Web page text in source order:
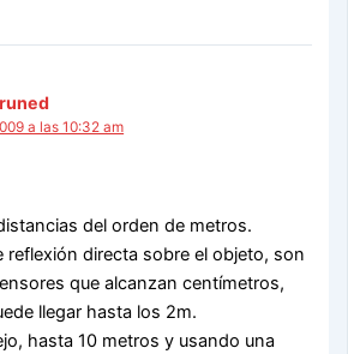
a las 10:32 am
del orden de metros.
reflexión directa sobre el objeto, son
que alcanzan centímetros,
llegar hasta los 2m.
hasta 10 metros y usando una